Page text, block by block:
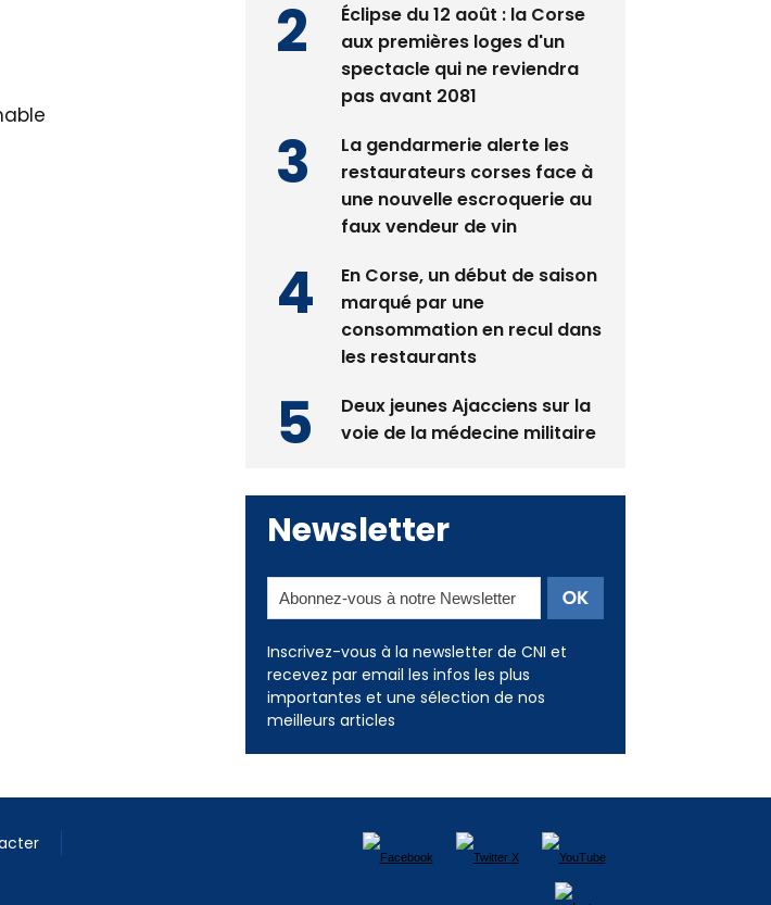
Éclipse du 12 août : la Corse
aux premières loges d'un
spectacle qui ne reviendra
pas avant 2081
La gendarmerie alerte les
restaurateurs corses face à
une nouvelle escroquerie au
faux vendeur de vin
En Corse, un début de saison
marqué par une
consommation en recul dans
les restaurants
Deux jeunes Ajacciens sur la
voie de la médecine militaire
Newsletter
Inscrivez-vous à la newsletter de CNI et
recevez par email les infos les plus
importantes et une sélection de nos
meilleurs articles